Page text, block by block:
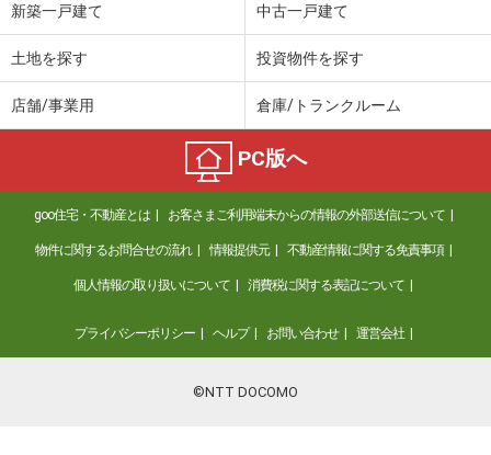
新築一戸建て 中古一戸建て
土地を探す 投資物件を探す
店舗/事業用 倉庫/トランクルーム
PC版へ
goo住宅・不動産とは お客さまご利用端末からの情報の外部送信について
物件に関するお問合せの流れ 情報提供元 不動産情報に関する免責事項
個人情報の取り扱いについて 消費税に関する表記について
プライバシーポリシー ヘルプ お問い合わせ 運営会社
©NTT DOCOMO